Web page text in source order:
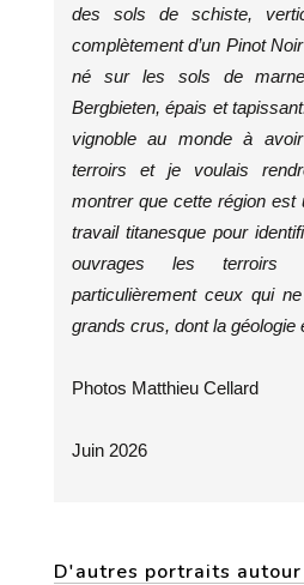
des sols de schiste,
complètement d’un Pinot
né sur les sols de marne
Bergbieten, épais et
vignoble au monde à
terroirs et je voulais
montrer que cette région est
travail titanesque pour
ouvrages les terroirs
particulièrement ceux qui
grands crus, dont la géologie
Photos Matthieu Cellard
Juin 2026
D'autres portraits